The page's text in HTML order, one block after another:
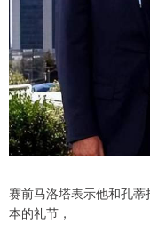
赛前马洛塔表示他和孔
本的礼节，